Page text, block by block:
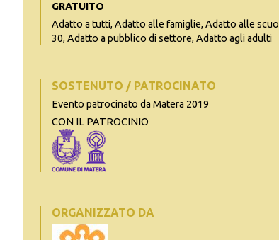
GRATUITO
Adatto a tutti, Adatto alle famiglie, Adatto alle
30, Adatto a pubblico di settore, Adatto agli adulti
SOSTENUTO / PATROCINATO
Evento patrocinato da Matera 2019
CON IL PATROCINIO
ORGANIZZATO DA